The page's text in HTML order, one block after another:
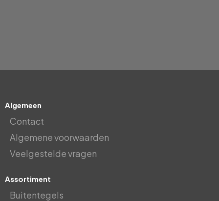
Algemeen
Contact
Algemene voorwaarden
Veelgestelde vragen
Assortiment
Buitentegels